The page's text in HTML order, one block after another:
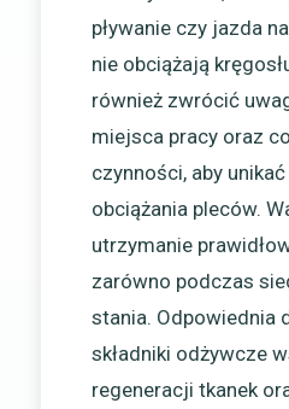
pływanie czy jazda
nie obciążają
również zwrócić
miejsca pracy oraz
czynności, aby
obciążania pleców.
utrzymanie
zarówno podczas
stania. Odpowiednia
składniki odżywcze
regeneracji tkanek